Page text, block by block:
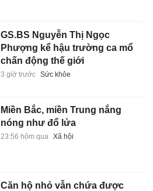
GS.BS Nguyễn Thị Ngọc
Phượng kể hậu trường ca mổ
chấn động thế giới
3 giờ trước Sức khỏe
Miền Bắc, miền Trung nắng
nóng như đổ lửa
23:56 hôm qua Xã hội
Căn hộ nhỏ vẫn chứa được